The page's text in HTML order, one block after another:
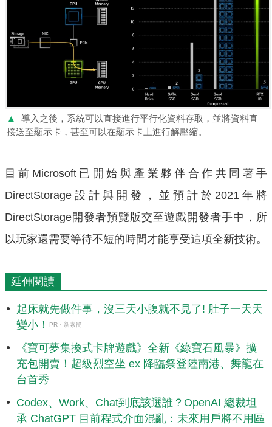
▲
導入之後，系統可以直接進行平行化資料存取，並將資料直
接送至顯示卡，甚至可以在顯示卡上進行解壓縮。
目前Microsoft已開始與產業夥伴合作共同著手
DirectStorage設計與開發，並預計於2021年將
DirectStorage開發者預覽版交至遊戲開發者手中，所
以玩家還需要等待不短的時間才能享受這項全新技術。
延伸閱讀
起床就先做件事，沒三天小腹就不見了! 肚子一天天
變小！
PR・新素簡
《寶可夢集換式卡牌遊戲》全新《綠寶石風暴》擴
充包開賣！超級烈空坐 ex 降臨祭登陸南港、舞龍在
台首秀
Codex、Work、Chat到底該選誰？OpenAI 總裁坦
承 ChatGPT 目前程式介面混亂：未來用戶將不用區